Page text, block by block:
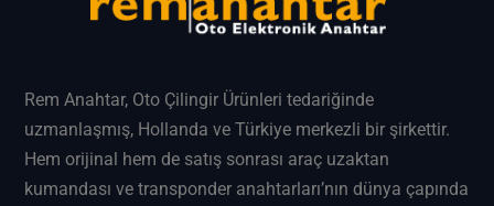
Rem Anahtar, Oto Çilingir Ürünleri tedariğinde
uzmanlaşmış, Hollanda ve Türkiye merkezli bir şirkettir.
Hem orijinal hem de satış sonrası araç uzaktan
kumandası ve transponder anahtarları’nın dünya çapında